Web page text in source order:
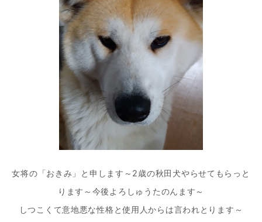
女将の「おきみ」と申します～2歳の秋田犬やらせてもらっと
ります～今後よろしゅうたのんます～
しつこくて意地悪な性格と使用人からは言われとります～